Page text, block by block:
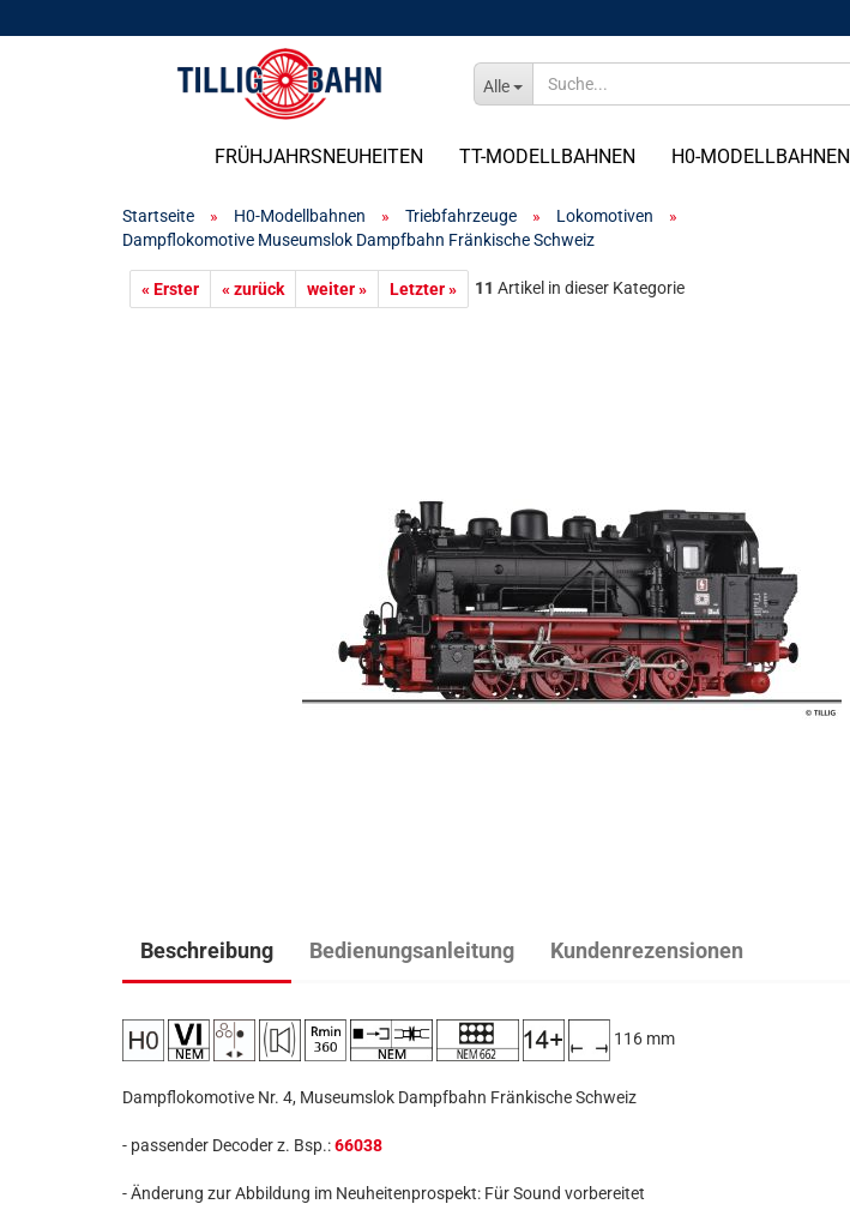
Alle
FRÜHJAHRSNEUHEITEN TT-MODELLBAHNEN H0-MODELLBAHNEN
Startseite » H0-Modellbahnen » Triebfahrzeuge » Lokomotiven
»
Dampflokomotive Museumslok Dampfbahn Fränkische Schweiz
« Erster « zurück weiter » Letzter » 11 Artikel in dieser Kategorie
Beschreibung Bedienungsanleitung Kundenrezensionen
116 mm
Dampflokomotive Nr. 4, Museumslok Dampfbahn Fränkische Schweiz
- passender Decoder z. Bsp.:66038
- Änderung zur Abbildung im Neuheitenprospekt: Für Sound vorbereitet